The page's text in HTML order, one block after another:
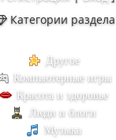
Категории раздела
Другое
Компьютерные игры
Красота и здоровье
Люди и блоги
Музыка